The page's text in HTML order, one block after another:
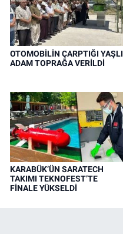
OTOMOBİLİN ÇARPTIĞI YAŞLI
ADAM TOPRAĞA VERİLDİ
KARABÜK’ÜN SARATECH
TAKIMI TEKNOFEST’TE
FİNALE YÜKSELDİ